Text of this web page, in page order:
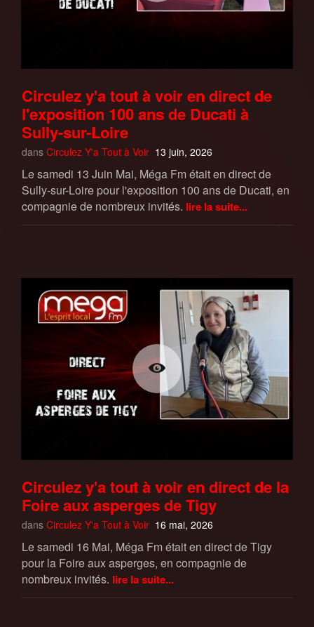
Circulez y'a tout à voir en direct de
l'exposition 100 ans de Ducati à
Sully-sur-Loire
dans Circulez Y'a Tout à Voir 13 juin, 2026
Le samedi 13 Juin Mai, Méga Fm était en direct de
Sully-sur-Loire pour l'exposition 100 ans de Ducati, en
compagnie de nombreux invités. lire la suite...
Circulez y'a tout à voir en direct de la
Foire aux asperges de Tigy
dans Circulez Y'a Tout à Voir 16 mai, 2026
Le samedi 16 Mai, Méga Fm était en direct de Tigy
pour la Foire aux asperges, en compagnie de
nombreux invités. lire la suite...